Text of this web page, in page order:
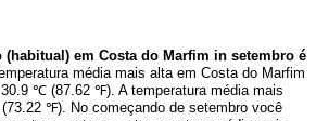
(habitual) em Costa do Marfim in setembro é
média mais alta em Costa do Marfim
℃ (87.62 ℉). A temperatura média mais
℉). No começando de setembro você